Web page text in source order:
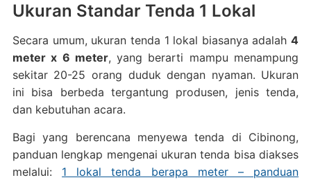
Ukuran Standar Tenda 1 Lokal
Secara umum, ukuran tenda 1 lokal biasanya adalah4
meter x 6 meter, yang berarti mampu menampung
sekitar 20-25 orang duduk dengan nyaman. Ukuran
ini bisa berbeda tergantung produsen, jenis tenda,
dan kebutuhan acara.
Bagi yang berencana menyewa tenda di Cibinong,
panduan lengkap mengenai ukuran tenda bisa diakses
melalui: 1 lokal tenda berapa meter – panduan